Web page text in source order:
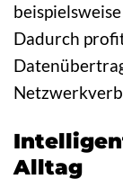
Dadurch
Alltag